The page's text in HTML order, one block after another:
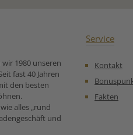
Zitronensäure),
1980 unseren
fast 40 Jahren
den besten
alles „rund
und
Service
Kontakt
Fakten